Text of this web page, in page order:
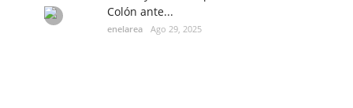
Colón ante...
enelarea Ago 29, 2025